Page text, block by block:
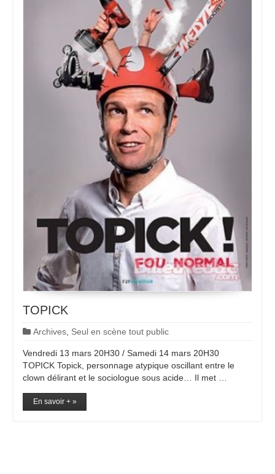
TOPICK
Archives Seul en scène tout public
Vendredi 13 mars 20H30 / Samedi 14 mars 20H30
TOPICK Topick, personnage atypique oscillant entre le
clown délirant et le sociologue sous acide… Il met …
En savoir + »